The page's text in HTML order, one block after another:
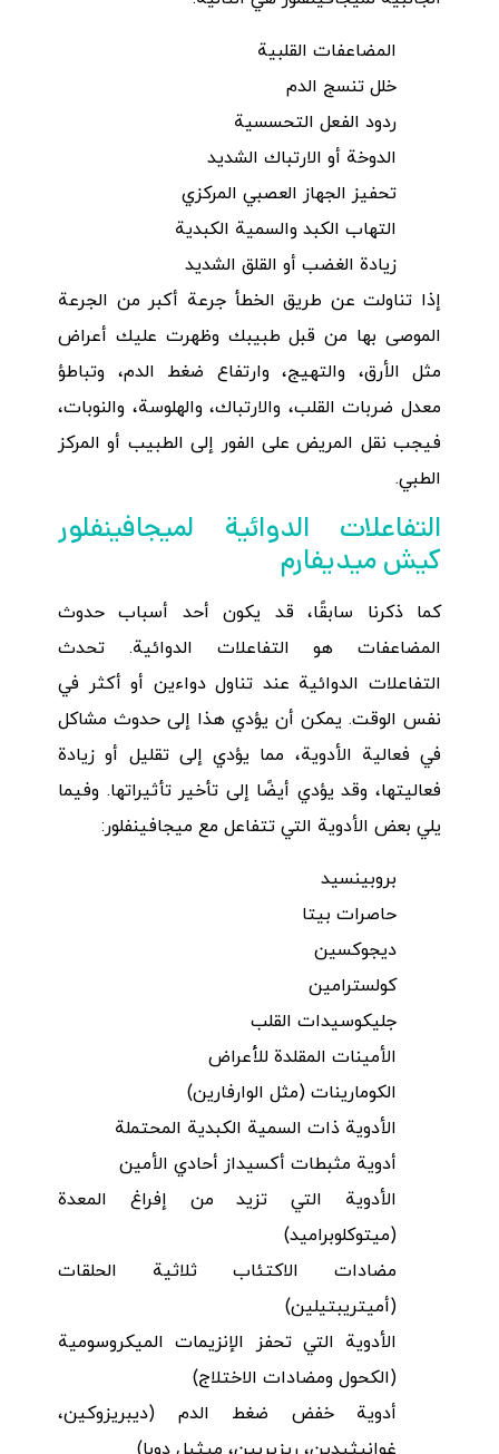
المضاعفات القلبية
خلل تنسج الدم
ردود الفعل التحسسية
الدوخة أو الارتباك الشديد
تحفيز الجهاز العصبي المركزي
التهاب الكبد والسمية الكبدية
زيادة الغضب أو القلق الشديد
إذا تناولت عن طريق الخطأ جرعة أكبر من الجرعة
الموصى بها من قبل طبيبك وظهرت عليك أعراض
مثل الأرق، والتهيج، وارتفاع ضغط الدم، وتباطؤ
معدل ضربات القلب، والارتباك، والهلوسة، والنوبات،
فيجب نقل المريض على الفور إلى الطبيب أو المركز
الطبي.
التفاعلات الدوائية لميجافينفلور
كيش ميديفارم
كما ذكرنا سابقًا، قد يكون أحد أسباب حدوث
المضاعفات هو التفاعلات الدوائية. تحدث
التفاعلات الدوائية عند تناول دواءين أو أكثر في
نفس الوقت. يمكن أن يؤدي هذا إلى حدوث مشاكل
في فعالية الأدوية، مما يؤدي إلى تقليل أو زيادة
فعاليتها، وقد يؤدي أيضًا إلى تأخير تأثيراتها. وفيما
يلي بعض الأدوية التي تتفاعل مع ميجافينفلور:
بروبينسيد
حاصرات بيتا
ديجوكسين
كولسترامين
جليكوسيدات القلب
الأمينات المقلدة للأعراض
الكومارينات (مثل الوارفارين)
الأدوية ذات السمية الكبدية المحتملة
أدوية مثبطات أكسيداز أحادي الأمين
الأدوية التي تزيد من إفراغ المعدة
(ميتوكلوبراميد)
مضادات الاكتئاب ثلاثية الحلقات
(أميتريبتيلين)
الأدوية التي تحفز الإنزيمات الميكروسومية
(الكحول ومضادات الاختلاج)
أدوية خفض ضغط الدم (ديبريزوكين،